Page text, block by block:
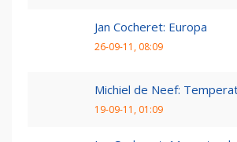
Jan Cocheret: Europa
26-09-11, 08:09
Michiel de Neef:
19-09-11, 01:09